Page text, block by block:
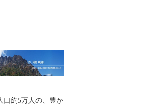
口約5万人の、豊か